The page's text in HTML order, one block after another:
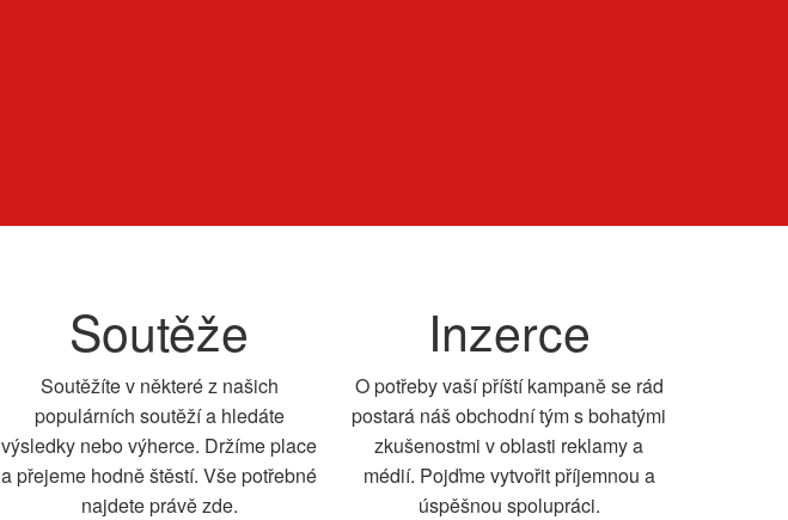
Soutěže
Soutěžíte v některé z našich
populárních soutěží a hledáte
výsledky nebo výherce. Držíme place
a přejeme hodně štěstí. Vše potřebné
najdete právě zde.
Inzerce
O potřeby vaší příští kampaně se rád
postará náš obchodní tým s bohatými
zkušenostmi v oblasti reklamy a
médií. Pojďme vytvořit příjemnou a
úspěšnou spolupráci.